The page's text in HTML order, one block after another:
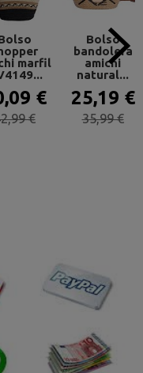
marfil
€
€
Bolso
bandolera
amichi
natural...
25,19 €
35,99 €